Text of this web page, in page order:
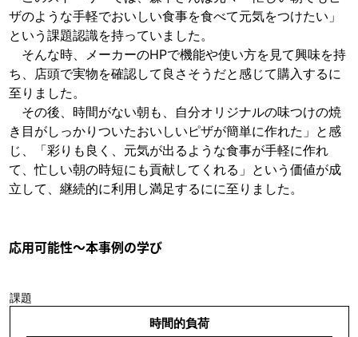
ザのような手軽でおいしい食事を食べて元気をつけたい」
という課題認識を持っていました。
そんな時、メーカーのHPで機能や使い方を見て興味を持
ち、店頭で実物を確認して良さそうだと感じて購入するに
至りました。
その後、時間がない朝も、自分オリジナルの味つけの焼
き目がしっかりついたおいしいピザが簡単に作れた」と感
じ、「彩りも良く、元気が出るような食事が手軽に作れ
て、忙しい朝の時短にも貢献してくれる」という価値が成
立して、継続的に利用し満足するにに至りました。
応用可能性～本事例の学び
課題
時間的負荷